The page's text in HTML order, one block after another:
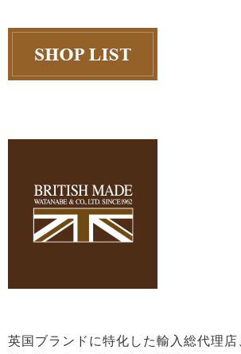
英国ブランドに特化した輸入総代理